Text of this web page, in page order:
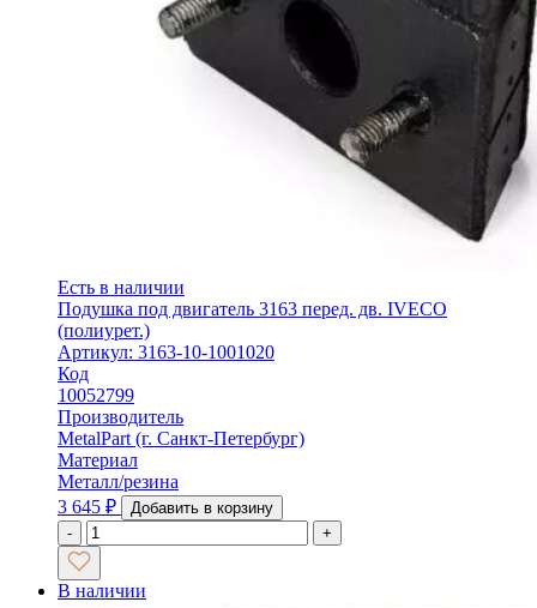
Есть в наличии
Подушка под двигатель 3163 перед. дв. IVECO
(полиурет.)
Артикул: 3163-10-1001020
Код
10052799
Производитель
MetalPart (г. Санкт-Петербург)
Материал
Металл/резина
3 645 ₽
Добавить в корзину
-
+
В наличии